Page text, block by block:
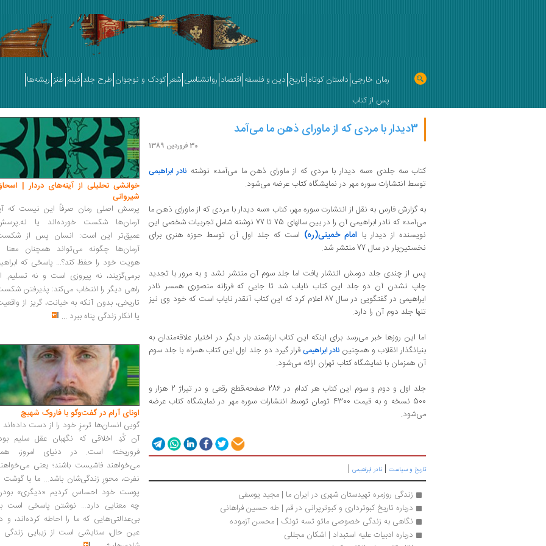
رمان خارجی داستان کوتاه تاریخ دین و فلسفه اقتصاد روانشناسی شعر کودک و نوجوان طرح جلد فیلم طنز ریشه‌ها
پس از کتاب
3دیدار با مردی که از ماورای ذهن ما می‌آمد
30 فروردین 1389
کتاب سه جلدی «سه دیدار با مردی که از ماورای ذهن ما می‌آمد» نوشته نادر ابراهیمی
توسط انتشارات سوره مهر در نمایشگاه کتاب عرضه می‌شود.
به گزارش فارس به نقل از انتشارت سوره مهر، کتاب «سه دیدار با مردی که از ماورای ذهن ما
می‌آمد» که نادر ابراهیمی آن را در بین سالهای 75 تا 77 نوشته شامل تجربیات شخصی این
نویسنده از دیدار با امام خمینی(ره) است که جلد اول آن توسط حوزه هنری برای
نخستین‌بار در سال 77 منتشر شد.
پس از چندی جلد دومش انتشار یافت اما جلد سوم آن منتشر نشد و به مرور با تجدید
چاپ نشدن آن دو جلد این کتاب نایاب شد تا جایی که فرزانه منصوری همسر نادر
ابراهیمی در گفتگویی در سال 87 اعلام کرد که این کتاب آنقدر نایاب است که خود وی نیز
تنها جلد دوم آن را دارد.
اما این روزها خبر می‌رسد برای اینکه این کتاب ارزشمند بار دیگر در اختیار علاقه‌مندان به
بنیانگذار انقلاب و همچنین نادر ابراهیمیقرار گیرد دو جلد اول این کتاب همراه با جلد سوم
آن همزمان با نمایشگاه کتاب تهران ارائه می‌شود.
جلد اول و دوم و سوم این کتاب هر کدام در 286 صفحه،قطع رقعی و در تیراژ 2 هزار و
500 نسخه و به قیمت 4300 تومان توسط انتشارات سوره مهر در نمایشگاه کتاب عرضه
می‌شود.
تاریخ و سیاست | نادر ابراهیمی |
زندگی روزمره تهیدستان شهری در ایران ما | مجید یوسفی
درباره تاریخ کبوترداری و کبوترپرانی در قم | طه حسین فراهانی
نگاهی به زندگی خصوصی مائو تسه تونگ | محسن آزموده
درباره ادبیات علیه استبداد | اشکان مجللی
خوانشی تحلیلی از آینه‌های دردار |
شیروانی
پرسش اصلی رمان صرفاً این نیست که
آرمان‌ها شکست خورده‌اند یا
عمیق‌تر این است: انسان پس از
آرمان‌ها چگونه می‌تواند همچنان معنا
هویت خود را حفظ کند؟... پاسخی که
برمی‌گزیند، نه پیروزی است و نه تسلیم.
راهی دیگر را انتخاب می‌کند: پذیرفتن
تاریخی، بدون آنکه به خیانت، گریز از
یا انکار زندگی پناه ببرد ...
اونای آرام در گفت‌وگو با فاروک شهیچ‭
گویی انسان‌ها ترمزِ خود را از دست
آن کُدِ اخلاقی که نگهبان عقل سلیم
فروریخته است. در دنیای امروز،
می‌خواهند فاشیست باشند؛ یعنی
نفرت، محورِ زندگی‌شان باشد... ما با گوشت
پوست خود احساس کردیم «دیگری»
چه معنایی دارد... نوشتن پاسخی است
بی‌عدالتی‌هایی که ما را احاطه کرده‌اند، و
عین حال، ستایشی است از زیبایی زندگی